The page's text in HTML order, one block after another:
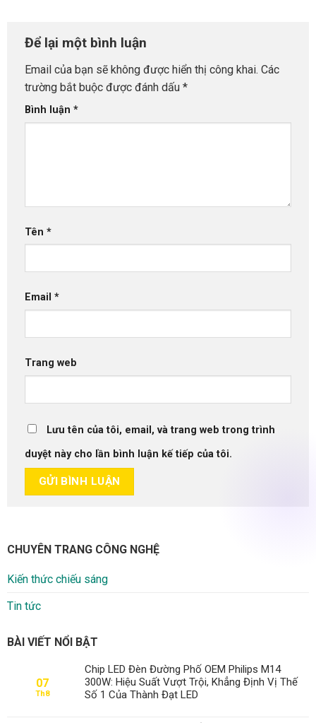
Để lại một bình luận
Email của bạn sẽ không được hiển thị công khai. Các
trường bắt buộc được đánh dấu *
Bình luận *
Tên *
Email *
Trang web
Lưu tên của tôi, email, và trang web trong trình
duyệt này cho lần bình luận kế tiếp của tôi.
CHUYÊN TRANG CÔNG NGHỆ
Kiến thức chiếu sáng
Tin tức
BÀI VIẾT NỔI BẬT
07
Th8
Chip LED Đèn Đường Phố OEM Philips M14
300W: Hiệu Suất Vượt Trội, Khẳng Định Vị Thế
Số 1 Của Thành Đạt LED